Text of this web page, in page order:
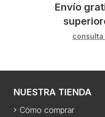
Envío
NUESTRA TIENDA
Cómo comprar